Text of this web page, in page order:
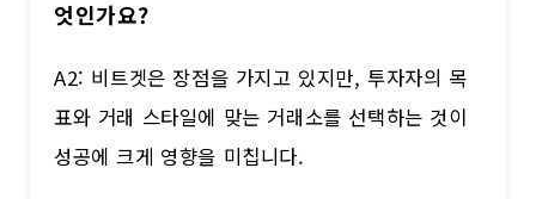
엇인가요?
A2: 비트겟은 장점을 가지고 있지만, 투자자의 목
표와 거래 스타일에 맞는 거래소를 선택하는 것이
성공에 크게 영향을 미칩니다.